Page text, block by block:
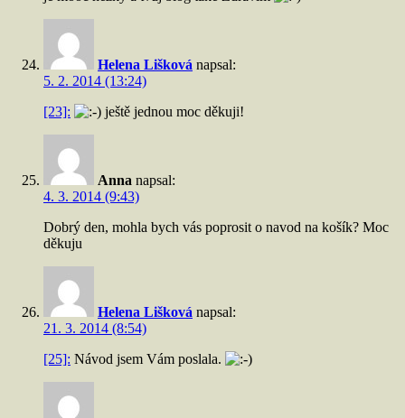
Helena Lišková napsal:
5. 2. 2014 (13:24)
[23]:
ještě jednou moc děkuji!
Anna napsal:
4. 3. 2014 (9:43)
Dobrý den, mohla bych vás poprosit o navod na košík? Moc
děkuju
Helena Lišková napsal:
21. 3. 2014 (8:54)
[25]: Návod jsem Vám poslala.